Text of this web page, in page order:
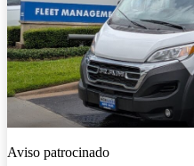
Aviso patrocinado